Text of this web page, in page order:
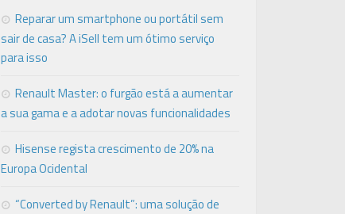
Reparar um smartphone ou portátil sem
sair de casa? A iSell tem um ótimo serviço
para isso
Renault Master: o furgão está a aumentar
a sua gama e a adotar novas funcionalidades
Hisense regista crescimento de 20% na
Europa Ocidental
“Converted by Renault”: uma solução de